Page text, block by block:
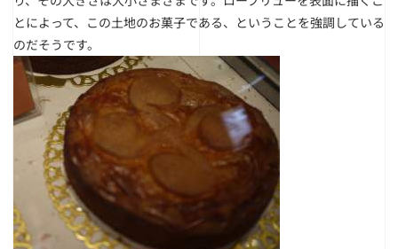
とによって、この土地のお菓子である、ということを強調している
のだそうです。